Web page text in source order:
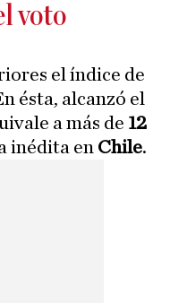
voto
el índice de
ésta, alcanzó el
a más de 12
inédita en Chile.